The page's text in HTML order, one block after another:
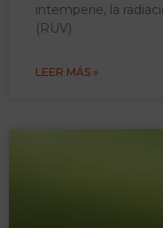
intemperie, la
(RUV)
LEER MÁS »